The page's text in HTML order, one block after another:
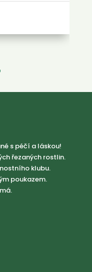
s péčí a láskou!
řezaných rostlin.
klubu.
poukazem.